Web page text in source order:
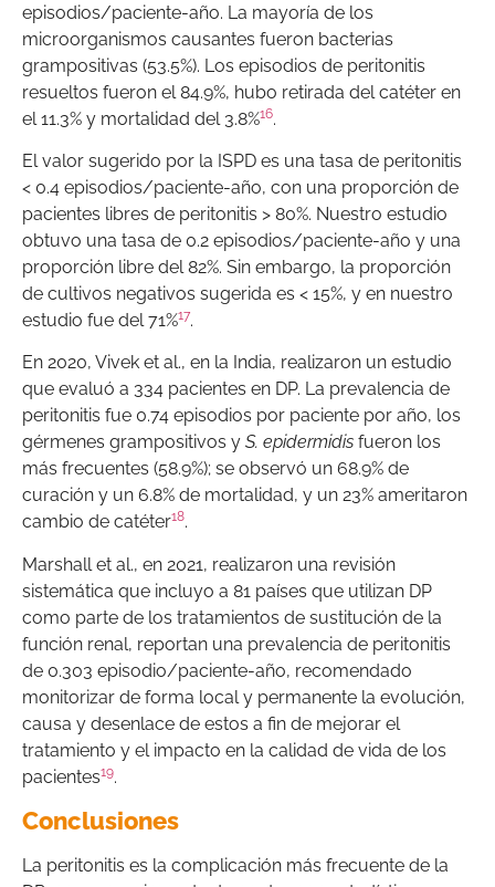
episodios/paciente-año. La mayoría de los
microorganismos causantes fueron bacterias
grampositivas (53.5%). Los episodios de peritonitis
resueltos fueron el 84.9%, hubo retirada del catéter en
el 11.3% y mortalidad del 3.8%16.
El valor sugerido por la ISPD es una tasa de peritonitis
< 0.4 episodios/paciente-año, con una proporción de
pacientes libres de peritonitis > 80%. Nuestro estudio
obtuvo una tasa de 0.2 episodios/paciente-año y una
proporción libre del 82%. Sin embargo, la proporción
de cultivos negativos sugerida es < 15%, y en nuestro
estudio fue del 71%17.
En 2020, Vivek et al., en la India, realizaron un estudio
que evaluó a 334 pacientes en DP. La prevalencia de
peritonitis fue 0.74 episodios por paciente por año, los
gérmenes grampositivos y S. epidermidis fueron los
más frecuentes (58.9%); se observó un 68.9% de
curación y un 6.8% de mortalidad, y un 23% ameritaron
cambio de catéter18.
Marshall et al., en 2021, realizaron una revisión
sistemática que incluyo a 81 países que utilizan DP
como parte de los tratamientos de sustitución de la
función renal, reportan una prevalencia de peritonitis
de 0.303 episodio/paciente-año, recomendado
monitorizar de forma local y permanente la evolución,
causa y desenlace de estos a fin de mejorar el
tratamiento y el impacto en la calidad de vida de los
pacientes19.
Conclusiones
La peritonitis es la complicación más frecuente de la